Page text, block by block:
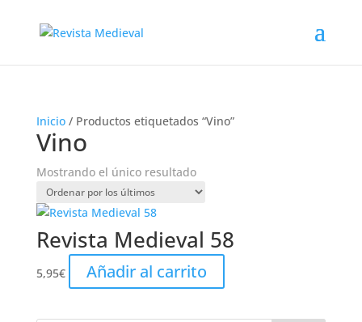
Inicio/ Productos etiquetados “Vino”
Vino
Mostrando el único resultado
Revista Medieval 58
5,95€ Añadir al carrito